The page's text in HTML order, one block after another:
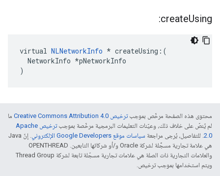
createUsing:
virtual NLNetworkInfo * createUsing:(
  NetworkInfo *pNetworkInfo
)
محتوى هذه الصفحة مرخّص بموجبترخيص Creative Commons Attribution 4.0‏
ما
لم يُنصّ على خلاف ذلك، وعيّنات التعليمات البرمجية مرخّصة بموجب
ترخيص Apache
2.0‏. للتفاصيل، يُرجى مراجعة سياسات موقع Google Developers الإلكتروني
. إنّ Java
هي علامة تجارية مسجَّلة لشركة Oracle و/أو شركائها التابعين. ‫OPENTHREAD
والعلامات التجارية ذات الصلة هي علامات تجارية مسجّلة تابعة لشركة Thread Group
ويتم استخدامها بموجب ترخيص.